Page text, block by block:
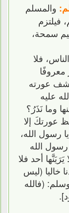
والمسلم
فيلتزم
سمحة،
فلا
عورته
عليه
وما نَذَرُ؟
عورتكَ إلا
رسول الله،
الله
أحد فلا
خاليا (ليس
(فالله